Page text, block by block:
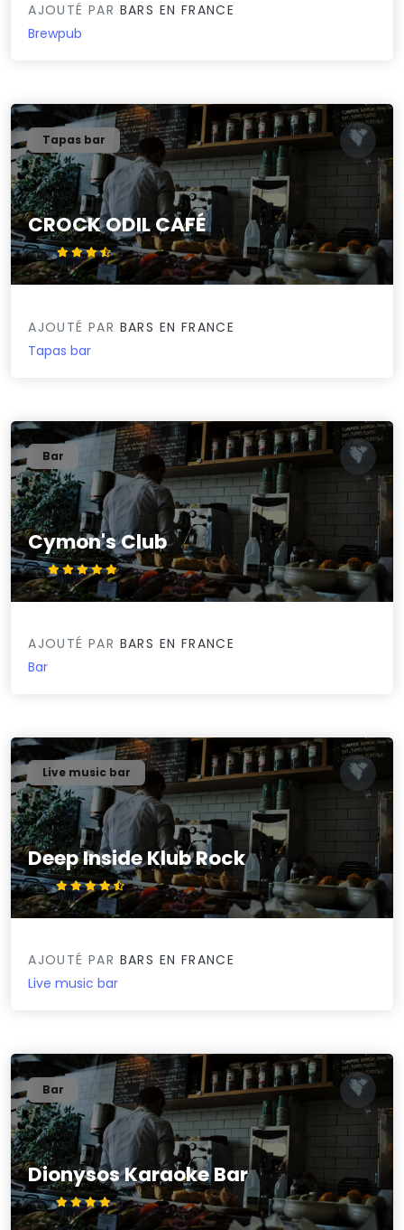
AJOUTÉ PAR BARS EN FRANCE
Brewpub
CROCK ODIL CAFÉ
3.6/5
Tapas bar
AJOUTÉ PAR BARS EN FRANCE
Tapas bar
Cymon's Club
5/5
Bar
AJOUTÉ PAR BARS EN FRANCE
Bar
Deep Inside Klub Rock
4.5/5
Live music bar
AJOUTÉ PAR BARS EN FRANCE
Live music bar
Dionysos Karaoke Bar
4.4/5
Bar